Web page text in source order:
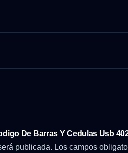
De Barras Y Cedulas Usb
publicada. Los campos